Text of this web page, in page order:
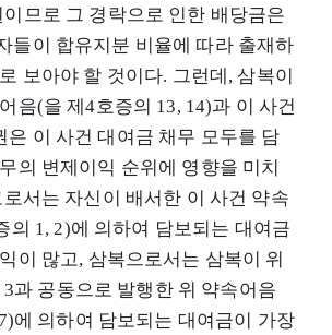
므로 그 경락으로 인한 배당금은
들이 합유지분 비율에 따라 출재하
보아야 할 것이다. 그런데, 삼복이
음(을 제4호증의 13, 14)과 이 사건
은 이 사건 대여금 채무 모두를 담
의 변제이익 순위에 영향을 미치
서는 자신이 배서한 이 사건 약속
의 1, 2)에 의하여 담보되는 대여금
이 많고, 삼복으로서는 삼복이 위
과 공동으로 발행한 위 약속어음
에 의하여 담보되는 대여금이 가장